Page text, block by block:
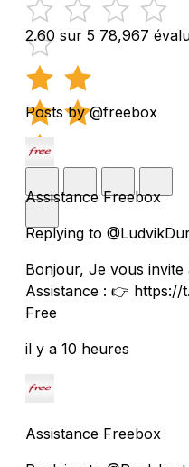
2.60 sur 5 78,967
Posts by @freebox
Assistance Freebox
Replying to
Bonjour, Je vous
Assistance : 👉 https://
Free
il y a 10 heures
Assistance Freebox